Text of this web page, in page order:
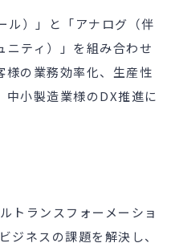
ル）」と「アナログ（伴
ニティ）」を組み合わせ
様の業務効率化、生産性
中小製造業様のDX推進に
トランスフォーメーショ
ジネスの課題を解決し、